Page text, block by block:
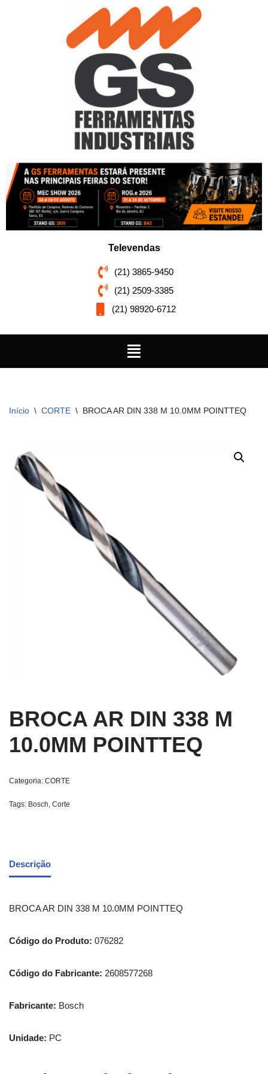
Televendas
(21) 3865-9450
(21) 2509-3385
(21) 98920-6712
Início \ CORTE \ BROCA AR DIN 338 M 10.0MM POINTTEQ
BROCA AR DIN 338 M
10.0MM POINTTEQ
Categoria: CORTE
Tags: Bosch, Corte
Descrição
BROCA AR DIN 338 M 10.0MM POINTTEQ
Código do Produto: 076282
Código do Fabricante: 2608577268
Fabricante: Bosch
Unidade: PC